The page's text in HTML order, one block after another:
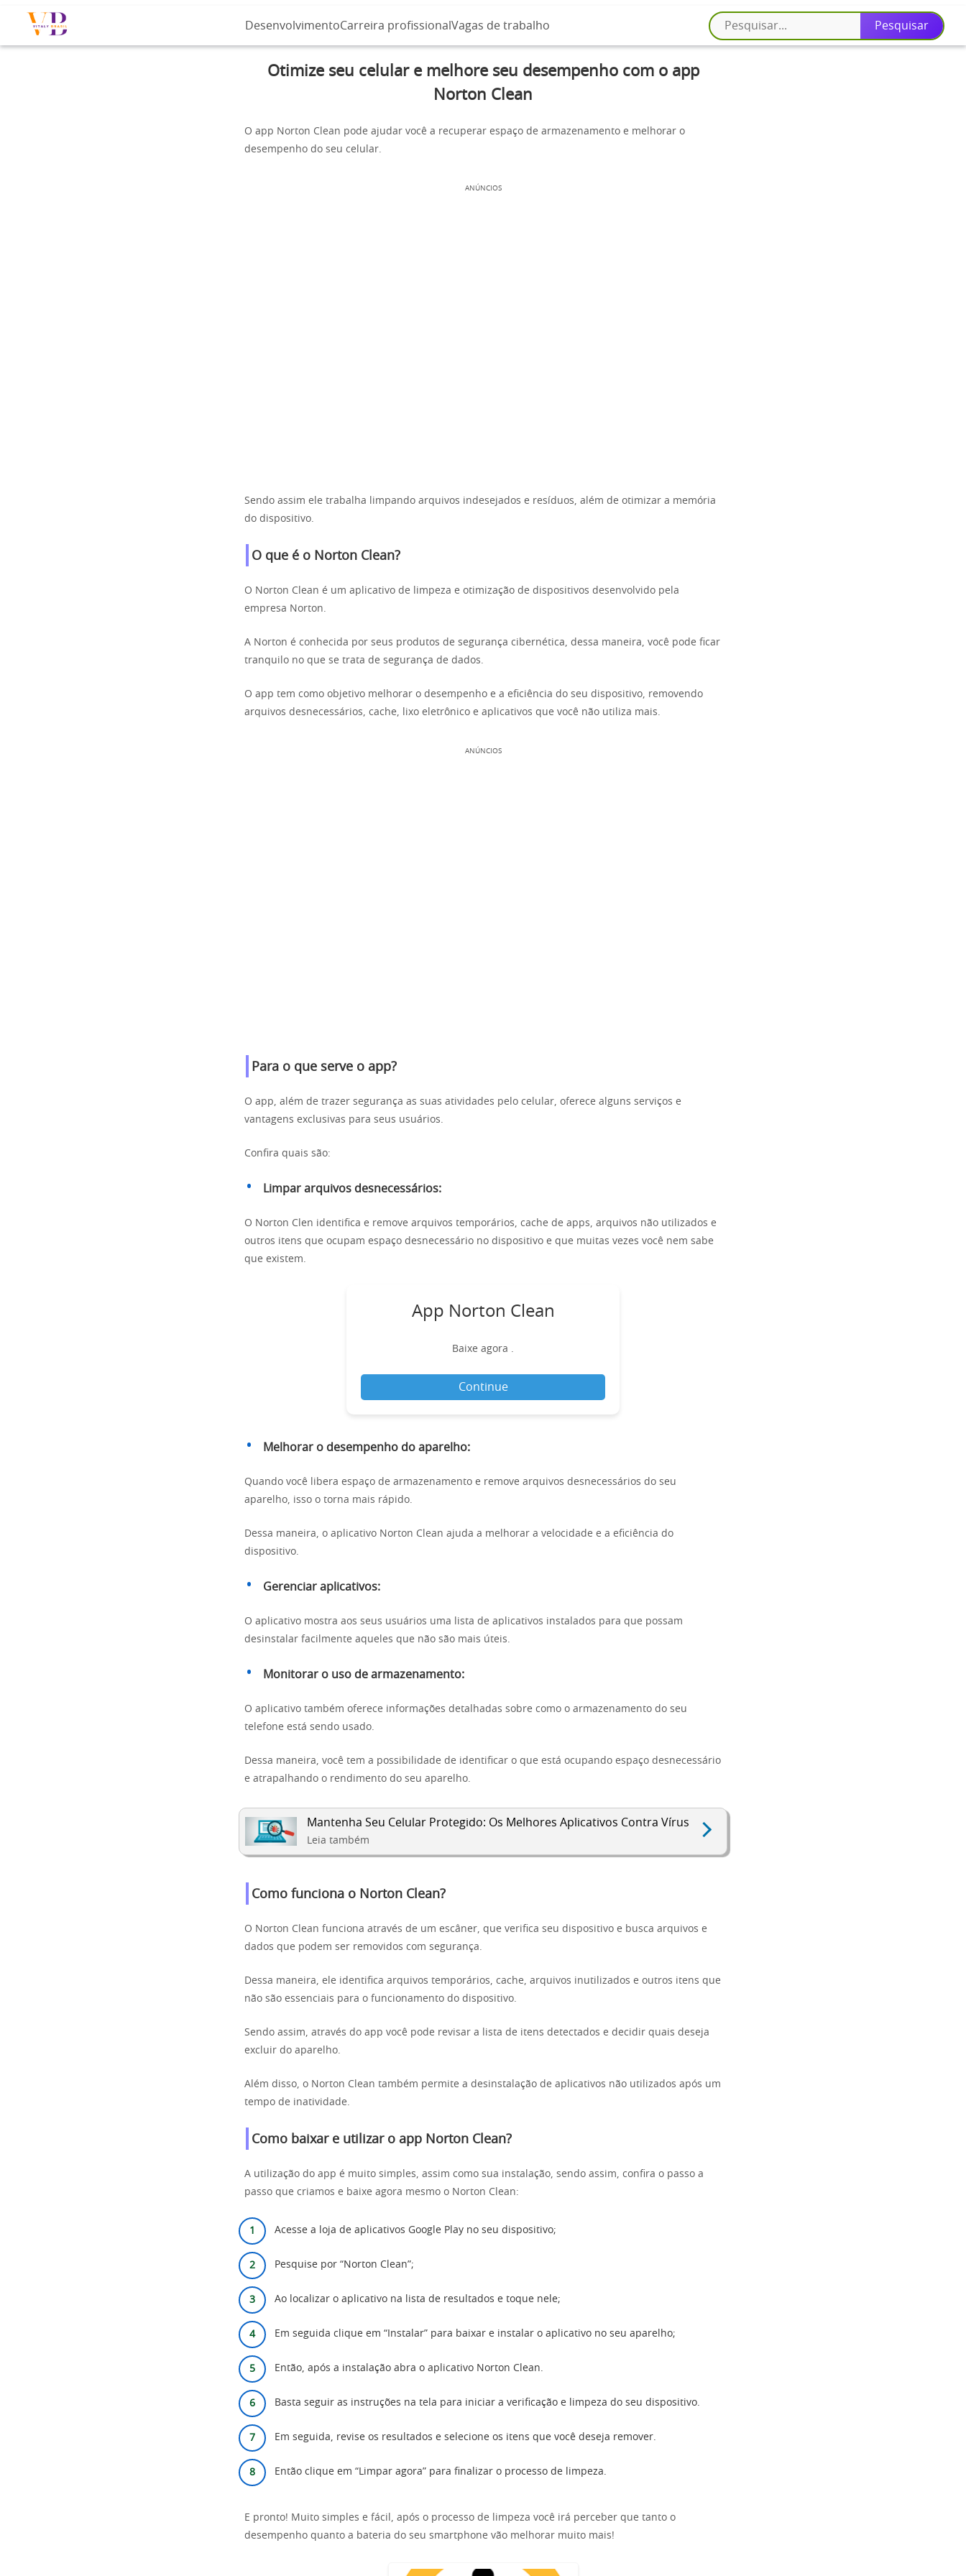
DesenvolvimentoCarreira profissionalVagas de trabalho
Otimize seu celular e melhore seu desempenho com o app
Norton Clean
O app Norton Clean pode ajudar você a recuperar espaço de armazenamento e melhorar o
desempenho do seu celular.
ANÚNCIOS
Sendo assim ele trabalha limpando arquivos indesejados e resíduos, além de otimizar a memória
do dispositivo.
O que é o Norton Clean?
O Norton Clean é um aplicativo de limpeza e otimização de dispositivos desenvolvido pela
empresa Norton.
A Norton é conhecida por seus produtos de segurança cibernética, dessa maneira, você pode ficar
tranquilo no que se trata de segurança de dados.
O app tem como objetivo melhorar o desempenho e a eficiência do seu dispositivo, removendo
arquivos desnecessários, cache, lixo eletrônico e aplicativos que você não utiliza mais.
ANÚNCIOS
Para o que serve o app?
O app, além de trazer segurança as suas atividades pelo celular, oferece alguns serviços e
vantagens exclusivas para seus usuários.
Confira quais são:
Limpar arquivos desnecessários:
O Norton Clen identifica e remove arquivos temporários, cache de apps, arquivos não utilizados e
outros itens que ocupam espaço desnecessário no dispositivo e que muitas vezes você nem sabe
que existem.
App Norton Clean
Baixe agora .
Continue
Melhorar o desempenho do aparelho:
Quando você libera espaço de armazenamento e remove arquivos desnecessários do seu
aparelho, isso o torna mais rápido.
Dessa maneira, o aplicativo Norton Clean ajuda a melhorar a velocidade e a eficiência do
dispositivo.
Gerenciar aplicativos:
O aplicativo mostra aos seus usuários uma lista de aplicativos instalados para que possam
desinstalar facilmente aqueles que não são mais úteis.
Monitorar o uso de armazenamento:
O aplicativo também oferece informações detalhadas sobre como o armazenamento do seu
telefone está sendo usado.
Dessa maneira, você tem a possibilidade de identificar o que está ocupando espaço desnecessário
e atrapalhando o rendimento do seu aparelho.
Mantenha Seu Celular Protegido: Os Melhores Aplicativos Contra Vírus
Leia também
Como funciona o Norton Clean?
O Norton Clean funciona através de um escâner, que verifica seu dispositivo e busca arquivos e
dados que podem ser removidos com segurança.
Dessa maneira, ele identifica arquivos temporários, cache, arquivos inutilizados e outros itens que
não são essenciais para o funcionamento do dispositivo.
Sendo assim, através do app você pode revisar a lista de itens detectados e decidir quais deseja
excluir do aparelho.
Além disso, o Norton Clean também permite a desinstalação de aplicativos não utilizados após um
tempo de inatividade.
Como baixar e utilizar o app Norton Clean?
A utilização do app é muito simples, assim como sua instalação, sendo assim, confira o passo a
passo que criamos e baixe agora mesmo o Norton Clean:
Acesse a loja de aplicativos Google Play no seu dispositivo;
Pesquise por “Norton Clean”;
Ao localizar o aplicativo na lista de resultados e toque nele;
Em seguida clique em “Instalar” para baixar e instalar o aplicativo no seu aparelho;
Então, após a instalação abra o aplicativo Norton Clean.
Basta seguir as instruções na tela para iniciar a verificação e limpeza do seu dispositivo.
Em seguida, revise os resultados e selecione os itens que você deseja remover.
Então clique em “Limpar agora” para finalizar o processo de limpeza.
E pronto! Muito simples e fácil, após o processo de limpeza você irá perceber que tanto o
desempenho quanto a bateria do seu smartphone vão melhorar muito mais!